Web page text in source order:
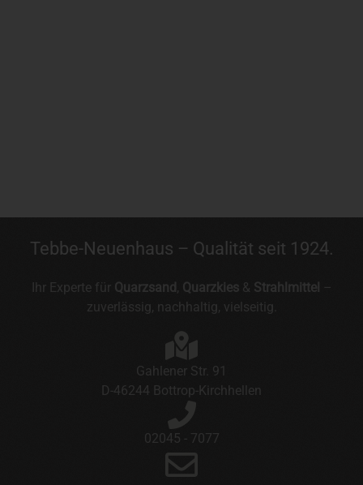
Tebbe-Neuenhaus – Qualität seit 1924.
Ihr Experte für Quarzsand , Quarzkies& Strahlmittel –
zuverlässig, nachhaltig, vielseitig.
Gahlener Str. 91
D-46244 Bottrop-Kirchhellen
02045 - 7077